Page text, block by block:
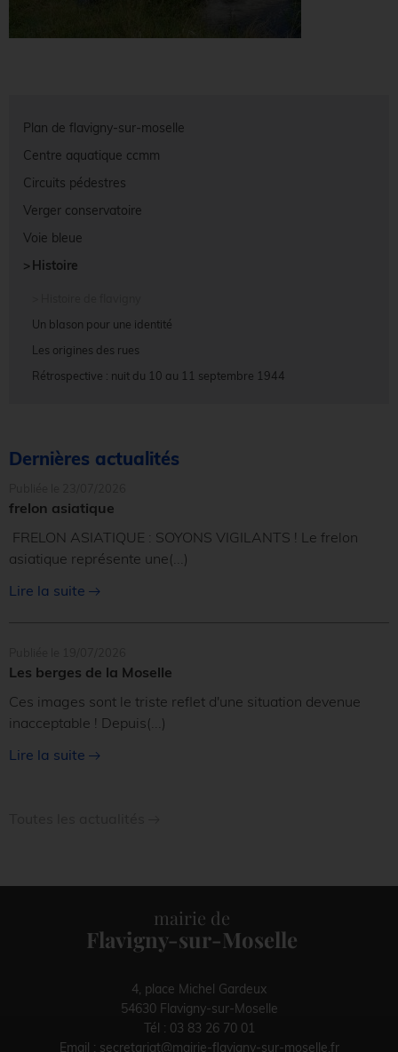
Plan de flavigny-sur-moselle
Centre aquatique ccmm
Circuits pédestres
Verger conservatoire
Voie bleue
Histoire
Un blason pour une identité
Les origines des rues
Rétrospective : nuit du 10 au 11 septembre 1944
Dernières actualités
frelon asiatique
FRELON ASIATIQUE : SOYONS VIGILANTS ! Le frelon
asiatique représente une(...)
Lire la suite
Les berges de la Moselle
Ces images sont le triste reflet d'une situation devenue
inacceptable ! Depuis(...)
Lire la suite
mairie de
Flavigny-sur-Moselle
4, place Michel Gardeux
54630 Flavigny-sur-Moselle
Tél : 03 83 26 70 01
Email : secretariat@mairie-flavigny-sur-moselle.fr